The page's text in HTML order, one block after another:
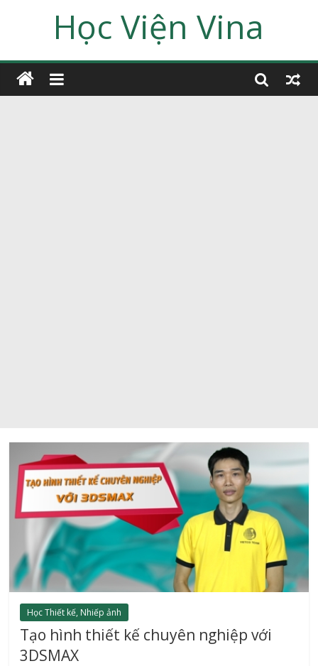
Học Viện Vina
Học Thiết kế, Nhiếp ảnh
Tạo hình thiết kế chuyên nghiệp với
3DSMAX